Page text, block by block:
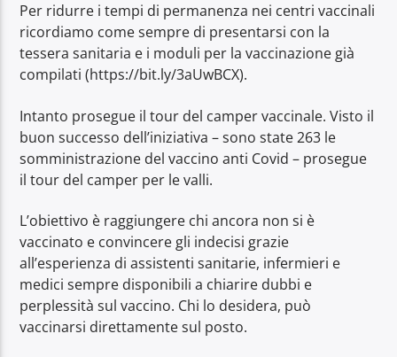
Per ridurre i tempi di permanenza nei centri vaccinali
ricordiamo come sempre di presentarsi con la
tessera sanitaria e i moduli per la vaccinazione già
compilati (https://bit.ly/3aUwBCX).
Intanto prosegue il tour del camper vaccinale. Visto il
buon successo dell’iniziativa – sono state 263 le
somministrazione del vaccino anti Covid – prosegue
il tour del camper per le valli.
L’obiettivo è raggiungere chi ancora non si è
vaccinato e convincere gli indecisi grazie
all’esperienza di assistenti sanitarie, infermieri e
medici sempre disponibili a chiarire dubbi e
perplessità sul vaccino. Chi lo desidera, può
vaccinarsi direttamente sul posto.